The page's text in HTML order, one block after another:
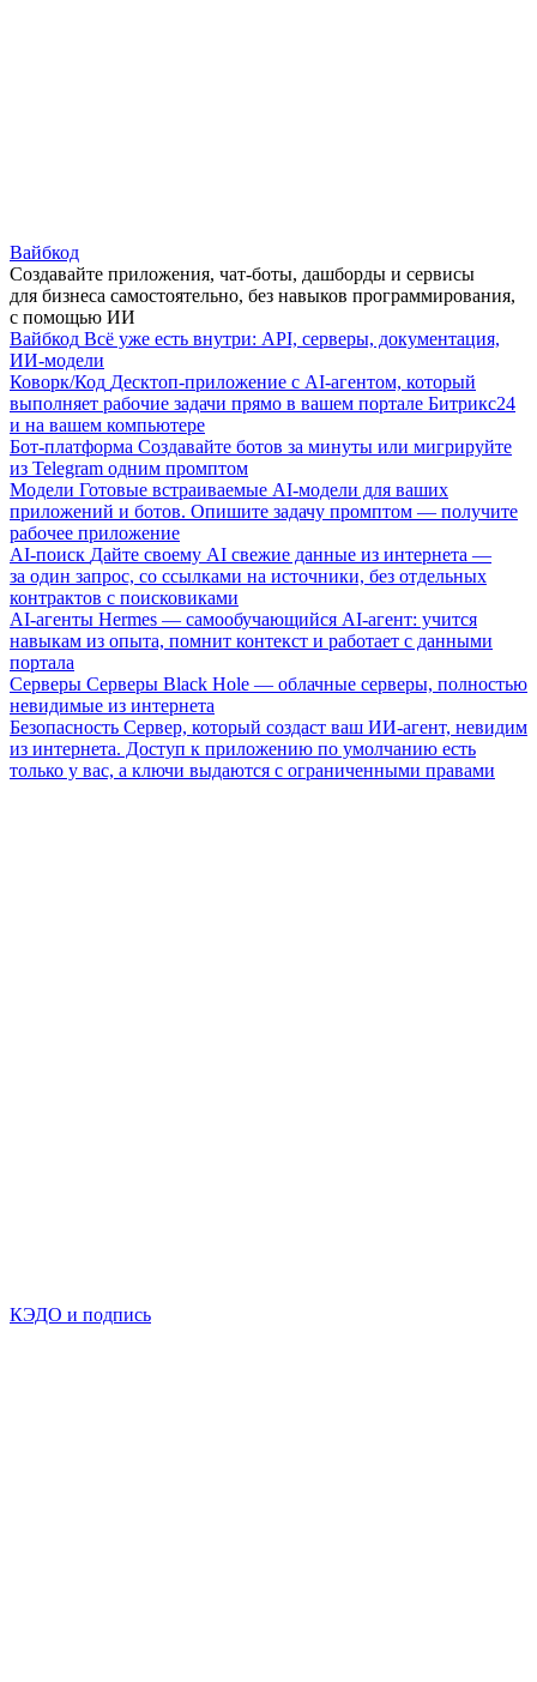
Вайбкод
Создавайте приложения, чат-боты, дашборды и сервисы
для бизнеса самостоятельно, без навыков программирования,
с помощью ИИ
Вайбкод Всё уже есть внутри: API, серверы, документация,
ИИ-модели
Коворк/Код Десктоп-приложение с AI-агентом, который
выполняет рабочие задачи прямо в вашем портале Битрикс24
и на вашем компьютере
Бот-платформа Создавайте ботов за минуты или мигрируйте
из Telegram одним промптом
Модели Готовые встраиваемые AI-модели для ваших
приложений и ботов. Опишите задачу промптом — получите
рабочее приложение
AI-поиск Дайте своему AI свежие данные из интернета —
за один запрос, со ссылками на источники, без отдельных
контрактов с поисковиками
AI-агенты Hermes — самообучающийся AI-агент: учится
навыкам из опыта, помнит контекст и работает с данными
портала
Серверы Серверы Black Hole — облачные серверы, полностью
невидимые из интернета
Безопасность Сервер, который создаст ваш ИИ-агент, невидим
из интернета. Доступ к приложению по умолчанию есть
только у вас, а ключи выдаются с ограниченными правами
КЭДО и подпись